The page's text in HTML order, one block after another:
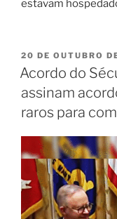
estavam
20 DE OUTUBRO
Acordo do
assinam
raros para